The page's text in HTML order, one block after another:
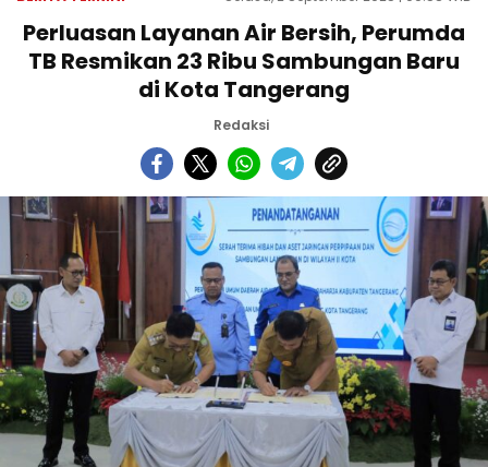
Perluasan Layanan Air Bersih, Perumda
TB Resmikan 23 Ribu Sambungan Baru
di Kota Tangerang
Redaksi